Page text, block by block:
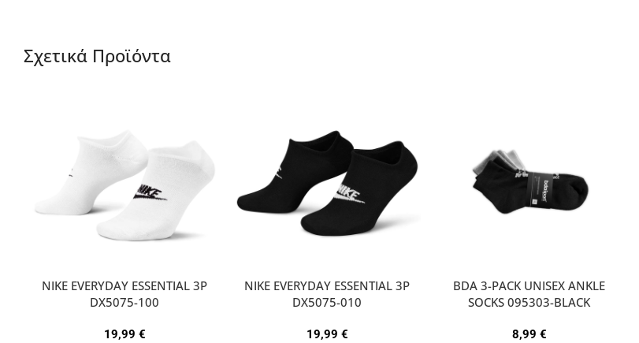
Σχετικά Προϊόντα
NIKE EVERYDAY ESSENTIAL 3P
DX5075-100
19,99 €
NIKE EVERYDAY ESSENTIAL 3P
DX5075-010
19,99 €
BDA 3-PACK UNISEX ANKLE
SOCKS 095303-BLACK
8,99 €